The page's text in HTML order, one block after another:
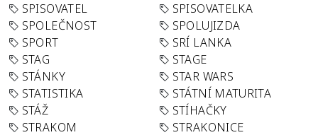
SPISOVATEL
SPISOVATELKA
SPOLEČNOST
SPOLUJIZDA
SPORT
SRÍ LANKA
STAG
STAGE
STÁNKY
STAR WARS
STATISTIKA
STÁTNÍ MATURITA
STÁŽ
STÍHAČKY
STRAKOM
STRAKONICE